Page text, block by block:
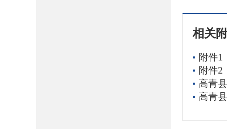
相关
附件1
附件2
高青
高青